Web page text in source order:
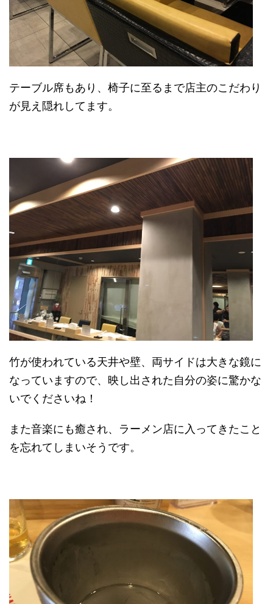
テーブル席もあり、椅子に至るまで店主のこだわり
が見え隠れしてます。
竹が使われている天井や壁、両サイドは大きな鏡に
なっていますので、映し出された自分の姿に驚かな
いでくださいね！
また音楽にも癒され、ラーメン店に入ってきたこと
を忘れてしまいそうです。